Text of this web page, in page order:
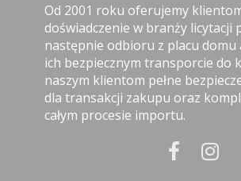
Od 2001 roku oferujemy
doświadczenie w branży licytacji
następnie odbioru z placu
ich bezpiecznym transporcie do
naszym klientom pełne
dla transakcji zakupu oraz
całym procesie importu.